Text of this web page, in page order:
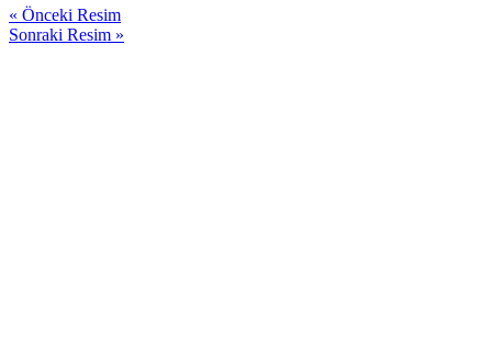
« Önceki Resim
Sonraki Resim »